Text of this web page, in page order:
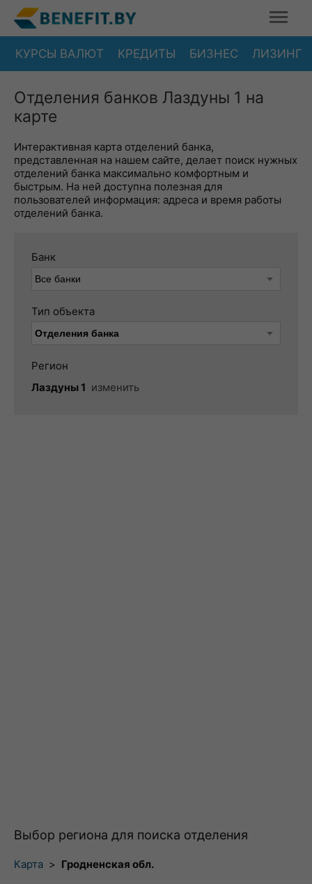
КУРСЫ ВАЛЮТ КРЕДИТЫ БИЗНЕС ЛИЗИНГ
Отделения банков Лаздуны 1 на
карте
Интерактивная карта отделений банка,
представленная на нашем сайте, делает поиск нужных
отделений банка максимально комфортным и
быстрым. На ней доступна полезная для
пользователей информация: адреса и время работы
отделений банка.
Банк
Тип объекта
Регион
Лаздуны 1 изменить
Выбор региона для поиска отделения
Карта > Гродненская обл.